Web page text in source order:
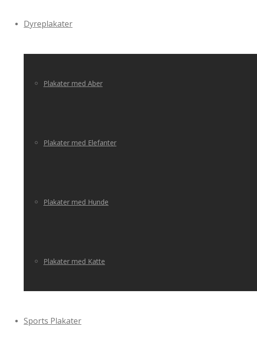
Dyreplakater
Plakater med Aber
Plakater med Elefanter
Plakater med Hunde
Plakater med Katte
Sports Plakater